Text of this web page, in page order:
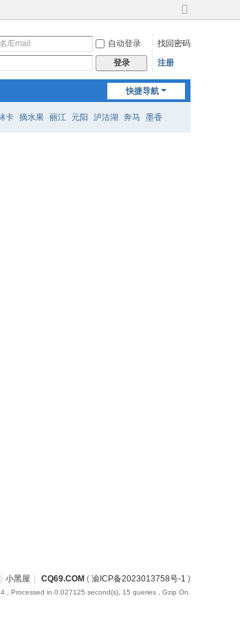
切
到
自动登录
找回密码
登录 注册
快捷导航
卡 摘水果 丽江 元阳 泸沽湖 奔马 墨香
小黑屋 CQ69.COM ( 渝ICP备2023013758号-1 )
, Processed in 0.027125 second(s), 15 queries , Gzip On.